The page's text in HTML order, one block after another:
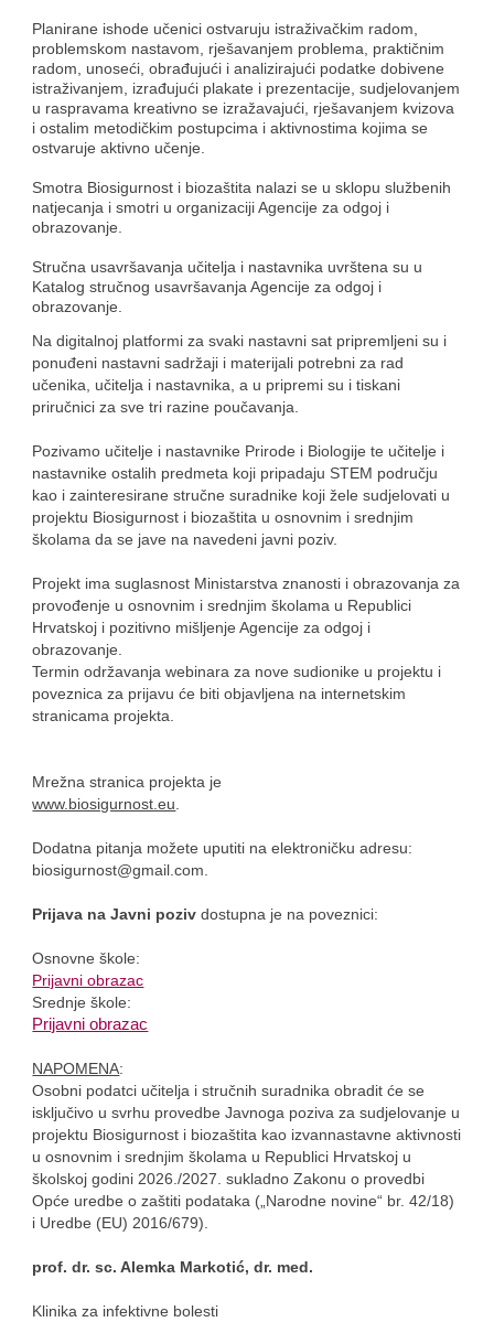
Planirane ishode učenici ostvaruju istraživačkim radom,
problemskom nastavom, rješavanjem problema, praktičnim
radom, unoseći, obrađujući i analizirajući podatke dobivene
istraživanjem, izrađujući plakate i prezentacije, sudjelovanjem
u raspravama kreativno se izražavajući, rješavanjem kvizova
i ostalim metodičkim postupcima i aktivnostima kojima se
ostvaruje aktivno učenje.
Smotra Biosigurnost i biozaštita nalazi se u sklopu službenih
natjecanja i smotri u organizaciji Agencije za odgoj i
obrazovanje.
Stručna usavršavanja učitelja i nastavnika uvrštena su u
Katalog stručnog usavršavanja Agencije za odgoj i
obrazovanje.
Na digitalnoj platformi za svaki nastavni sat pripremljeni su i
ponuđeni nastavni sadržaji i materijali potrebni za rad
učenika, učitelja i nastavnika, a u pripremi su i tiskani
priručnici za sve tri razine poučavanja.
Pozivamo učitelje i nastavnike Prirode i Biologije te učitelje i
nastavnike ostalih predmeta koji pripadaju STEM području
kao i zainteresirane stručne suradnike koji žele sudjelovati u
projektu Biosigurnost i biozaštita u osnovnim i srednjim
školama da se jave na navedeni javni poziv.
Projekt ima suglasnost Ministarstva znanosti i obrazovanja za
provođenje u osnovnim i srednjim školama u Republici
Hrvatskoj i pozitivno mišljenje Agencije za odgoj i
obrazovanje.
Termin održavanja webinara za nove sudionike u projektu i
poveznica za prijavu će biti objavljena na internetskim
stranicama projekta.
Mrežna stranica projekta je
www.biosigurnost.eu.
Dodatna pitanja možete uputiti na elektroničku adresu:
biosigurnost@gmail.com.
Prijava na Javni poziv dostupna je na poveznici:
Osnovne škole:
Prijavni obrazac
Srednje škole:
Prijavni obrazac
NAPOMENA:
Osobni podatci učitelja i stručnih suradnika obradit će se
isključivo u svrhu provedbe Javnoga poziva za sudjelovanje u
projektu Biosigurnost i biozaštita kao izvannastavne aktivnosti
u osnovnim i srednjim školama u Republici Hrvatskoj u
školskoj godini 2026./2027. sukladno Zakonu o provedbi
Opće uredbe o zaštiti podataka („Narodne novine“ br. 42/18)
i Uredbe (EU) 2016/679).
prof. dr. sc. Alemka Markotić, dr. med.
Klinika za infektivne bolesti